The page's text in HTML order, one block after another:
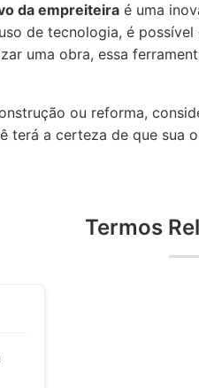
da empreiteira é uma
de tecnologia, é
uma obra, essa
ou reforma,
terá a certeza de que sua
Termos